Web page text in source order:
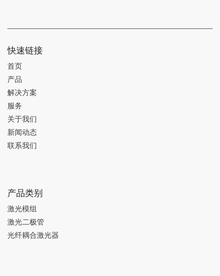
快速链接
首页
产品
解决方案
服务
关于我们
新闻动态
联系我们
产品类别
激光模组
激光二极管
光纤耦合激光器